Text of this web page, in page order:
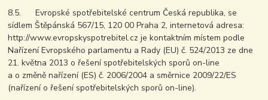
8.5. Evropské spotřebitelské centrum Česká republika, se
sídlem Štěpánská 567/15, 120 00 Praha 2, internetová adresa:
http://www.evropskyspotrebitel.cz je kontaktním místem podle
Nařízení Evropského parlamentu a Rady (EU) č. 524/2013 ze dne
21. května 2013 o řešení spotřebitelských sporů on-line
a o změně nařízení (ES) č. 2006/2004 a směrnice 2009/22/ES
(nařízení o řešení spotřebitelských sporů on-line).